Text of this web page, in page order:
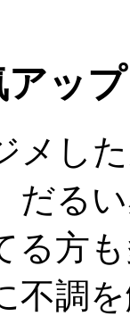
アップ
メし
だる
る方
不調